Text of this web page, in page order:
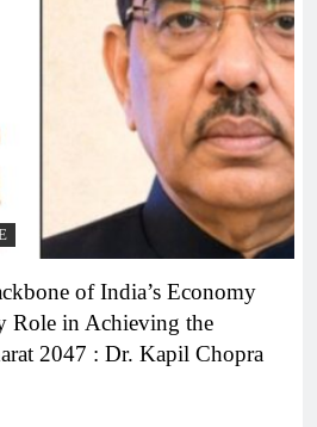
of India’s Economy
Role in Achieving the
2047 : Dr. Kapil Chopra